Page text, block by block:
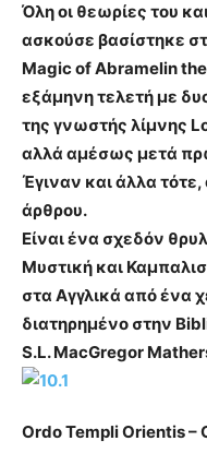
Όλη οι θεωρίες του
ασκούσε βασίστηκε
Magic of Abramelin
εξάμηνη τελετή με
της γνωστής λίμνης
αλλά αμέσως μετά
Έγιναν και άλλα
άρθρου.
Είναι ένα σχεδόν
Μυστική και
στα Αγγλικά από ένα
διατηρημένο στην
S.L. MacGregor
Ordo Templi Orientis –